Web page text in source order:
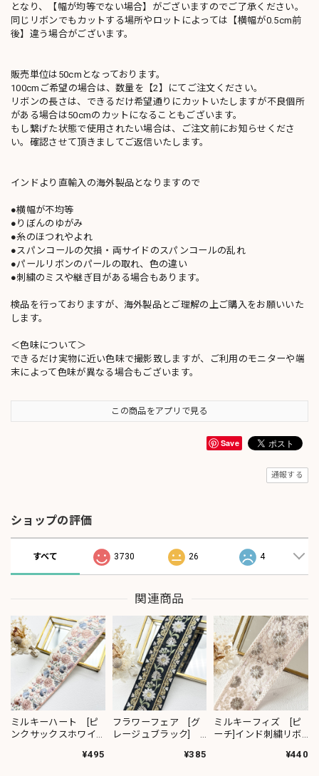
となり、【幅が均等でない場合】がございますのでご了承ください。
同じリボンでもカットする場所やロットによっては【横幅が0.5cm前
後】違う場合がございます。
販売単位は50cmとなっております。
100cmご希望の場合は、数量を【2】にてご注文ください。
リボンの長さは、できるだけ希望通りにカットいたしますが不良個所
がある場合は50cmのカットになることもございます。
もし繋げた状態で使用されたい場合は、ご注文前にお知らせくださ
い。確認させて頂きましてご返信いたします。
インドより直輸入の海外製品となりますので
●横幅が不均等
●りぼんのゆがみ
●糸のほつれやよれ
●スパンコールの欠損・両サイドのスパンコールの乱れ
●パールリボンのパールの取れ、色の違い
●刺繍のミスや継ぎ目がある場合もあります。
検品を行っておりますが、海外製品とご理解の上ご購入をお願いいた
します。
＜色味について＞
できるだけ実物に近い色味で撮影致しますが、ご利用のモニターや端
末によって色味が異なる場合もございます。
この商品をアプリで見る
Save
通報する
ショップの評価
すべて 3730 26 4
関連商品
ミルキーハート [ピ
ンクサックスホワイ
¥495
フラワーフェア [グ
レージュブラック]
¥385
ミルキーフィズ [ピ
ーチ]インド刺繍リボ
¥440